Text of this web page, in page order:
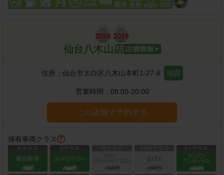
仙台八木山店
住所： 仙台市太白区八木山本町1-27-8 地図
営業時間： 08:00-20:00
この店舗で予約する
保有車両クラス